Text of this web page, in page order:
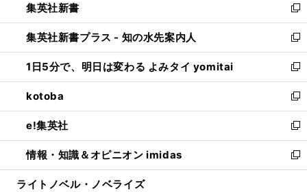
く
で
開
く
ィ
ン
ド
ウ
で
開
く
い
ウ
ィ
ン
ド
ウ
で
開
く
集英社新書
新
し
い
ウ
ィ
ン
ド
ウ
で
開
く
集英社新書プラス - 知の水先案内人
新
し
い
ウ
ィ
ン
ド
ウ
で
開
1日5分で、明日は変わる よみタイ yomitai
新
し
い
ウ
ィ
ン
ド
ウ
kotoba
新
し
い
ウ
ィ
ン
e!集英社
新
し
い
ウ
情報・知識＆オピニオン imidas
新
し
ライトノベル・ノベライズ